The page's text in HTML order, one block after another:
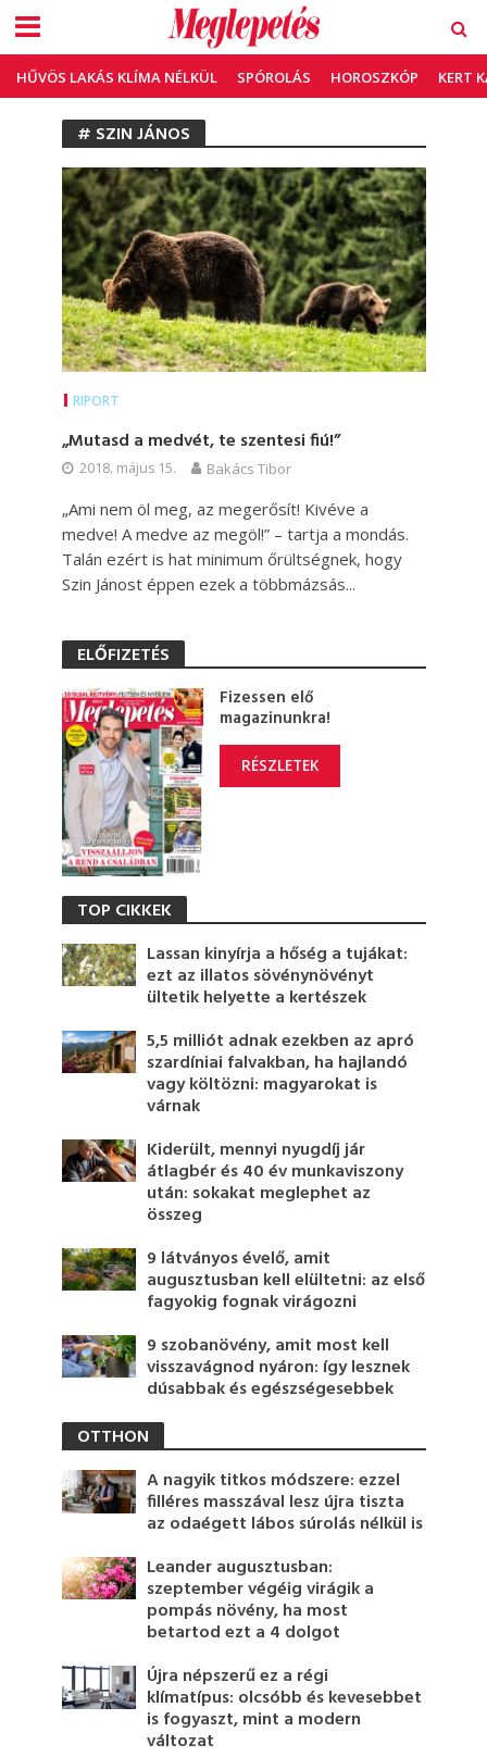
HŰVÖS LAKÁS KLÍMA NÉLKÜL SPÓROLÁS HOROSZKÓP KERT
# SZIN JÁNOS
RIPORT
„Mutasd a medvét, te szentesi fiú!”
2018. május 15. Bakács Tibor
„Ami nem öl meg, az megerősít! Kivéve a
medve! A medve az megöl!” – tartja a mondás.
Talán ezért is hat minimum őrültségnek, hogy
Szin Jánost éppen ezek a többmázsás...
ELŐFIZETÉS
Fizessen elő
magazinunkra!
RÉSZLETEK
TOP CIKKEK
Lassan kinyírja a hőség a tujákat:
ezt az illatos sövénynövényt
ültetik helyette a kertészek
5,5 milliót adnak ezekben az apró
szardíniai falvakban, ha hajlandó
vagy költözni: magyarokat is
várnak
Kiderült, mennyi nyugdíj jár
átlagbér és 40 év munkaviszony
után: sokakat meglephet az
összeg
9 látványos évelő, amit
augusztusban kell elültetni: az első
fagyokig fognak virágozni
9 szobanövény, amit most kell
visszavágnod nyáron: így lesznek
dúsabbak és egészségesebbek
OTTHON
A nagyik titkos módszere: ezzel
filléres masszával lesz újra tiszta
az odaégett lábos súrolás nélkül is
Leander augusztusban:
szeptember végéig virágik a
pompás növény, ha most
betartod ezt a 4 dolgot
Újra népszerű ez a régi
klímatípus: olcsóbb és kevesebbet
is fogyaszt, mint a modern
változat